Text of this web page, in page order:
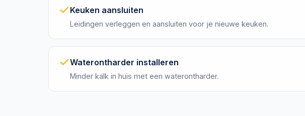
Keuken aansluiten
Leidingen verleggen en aansluiten voor je nieuwe keuken.
Waterontharder installeren
Minder kalk in huis met een waterontharder.